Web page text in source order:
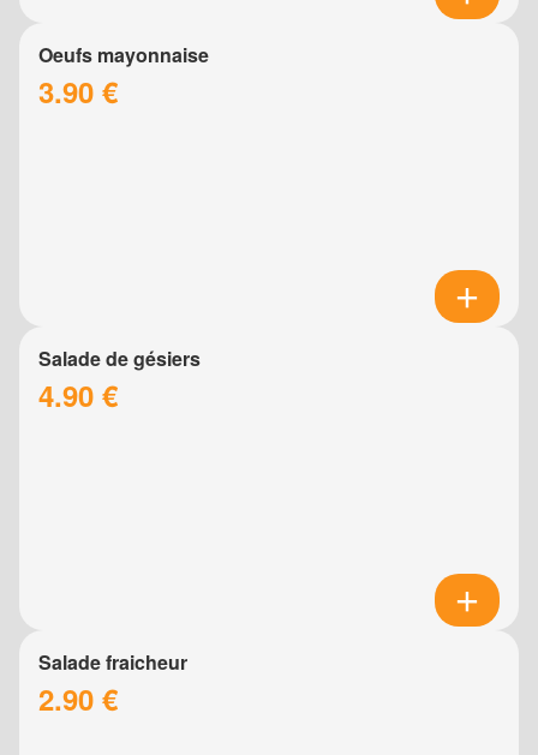
Oeufs mayonnaise
3.90 €
Salade de gésiers
4.90 €
Salade fraicheur
2.90 €